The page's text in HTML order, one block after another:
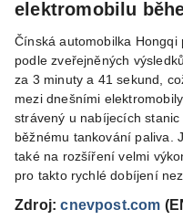
elektromobilu
Čínská automobilka
podle zveřejněných
za 3 minuty a 41 sekund,
mezi dnešními
strávený u nabíjecích
běžnému tankování paliva.
také na rozšíření velmi
pro takto rychlé dobíjení
Zdroj:cnevpost.com